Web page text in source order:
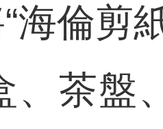
倫剪
、茶盤